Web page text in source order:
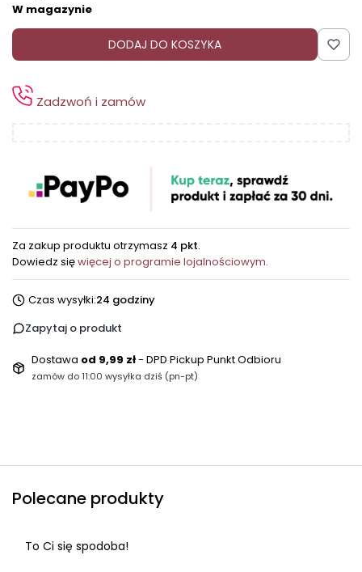
W magazynie
DODAJ DO KOSZYKA
Zadzwoń i zamów
Za zakup produktu otrzymasz 4 pkt.
Dowiedz sięwięcej o programie lojalnościowym.
Czas wysyłki:24 godziny
Zapytaj o produkt
Dostawa od 9,99 zł- DPD Pickup Punkt Odbioru
zamów do 11:00 wysyłka dziś (pn-pt)
Polecane produkty
To Ci się spodoba!